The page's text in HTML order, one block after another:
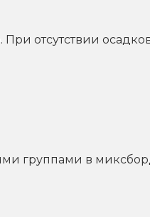
При отсутствии
группами в